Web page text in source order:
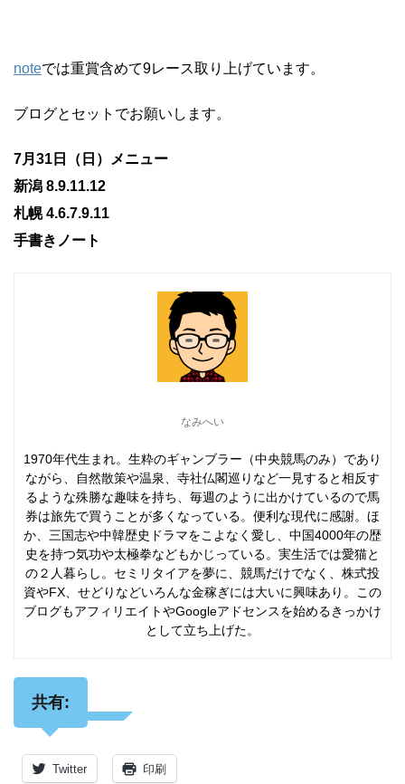
noteでは重賞含めて9レース取り上げています。
ブログとセットでお願いします。
7月31日（日）メニュー
新潟 8.9.11.12
札幌 4.6.7.9.11
手書きノート
なみへい
1970年代生まれ。生粋のギャンブラー（中央競馬のみ）であり
ながら、自然散策や温泉、寺社仏閣巡りなど一見すると相反す
るような殊勝な趣味を持ち、毎週のように出かけているので馬
券は旅先で買うことが多くなっている。便利な現代に感謝。ほ
か、三国志や中韓歴史ドラマをこよなく愛し、中国4000年の歴
史を持つ気功や太極拳などもかじっている。実生活では愛猫と
の２人暮らし。セミリタイアを夢に、競馬だけでなく、株式投
資やFX、せどりなどいろんな金稼ぎには大いに興味あり。この
ブログもアフィリエイトやGoogleアドセンスを始めるきっかけ
として立ち上げた。
共有:
Twitter 印刷